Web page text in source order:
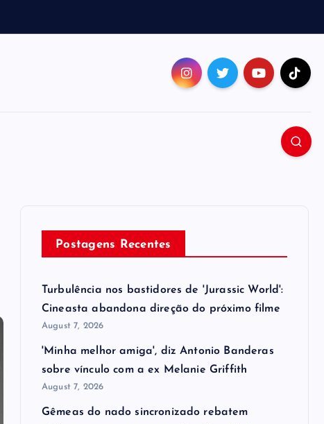
Postagens Recentes
Turbulência nos bastidores de 'Jurassic World':
Cineasta abandona direção do próximo filme
August 7, 2026
'Minha melhor amiga', diz Antonio Banderas
sobre vínculo com a ex Melanie Griffith
August 7, 2026
Gêmeas do nado sincronizado rebatem